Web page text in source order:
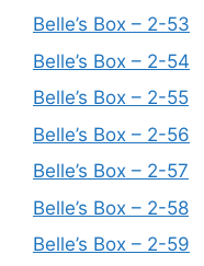
Belle’s Box – 2-53
Belle’s Box – 2-54
Belle’s Box – 2-55
Belle’s Box – 2-56
Belle’s Box – 2-57
Belle’s Box – 2-58
Belle’s Box – 2-59